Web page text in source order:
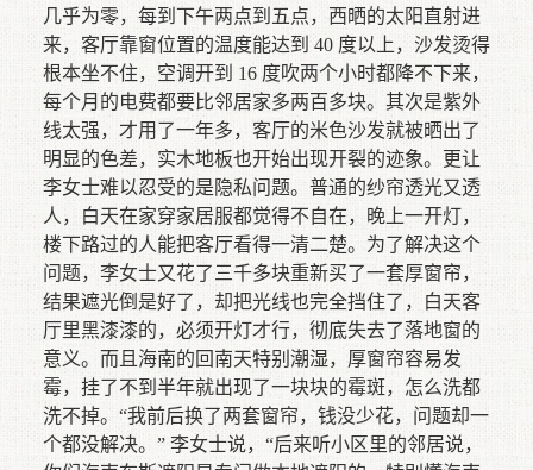
几乎为零，每到下午两点到五点，西晒的太阳直射进
来，客厅靠窗位置的温度能达到 40 度以上，沙发烫得
根本坐不住，空调开到 16 度吹两个小时都降不下来，
每个月的电费都要比邻居家多两百多块。其次是紫外
线太强，才用了一年多，客厅的米色沙发就被晒出了
明显的色差，实木地板也开始出现开裂的迹象。更让
李女士难以忍受的是隐私问题。普通的纱帘透光又透
人，白天在家穿家居服都觉得不自在，晚上一开灯，
楼下路过的人能把客厅看得一清二楚。为了解决这个
问题，李女士又花了三千多块重新买了一套厚窗帘，
结果遮光倒是好了，却把光线也完全挡住了，白天客
厅里黑漆漆的，必须开灯才行，彻底失去了落地窗的
意义。而且海南的回南天特别潮湿，厚窗帘容易发
霉，挂了不到半年就出现了一块块的霉斑，怎么洗都
洗不掉。“我前后换了两套窗帘，钱没少花，问题却一
个都没解决。” 李女士说，“后来听小区里的邻居说，